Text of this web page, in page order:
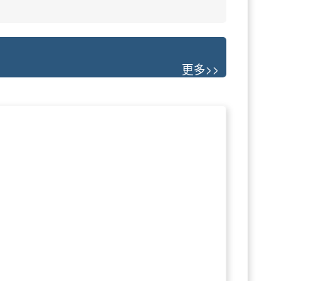
更多>>